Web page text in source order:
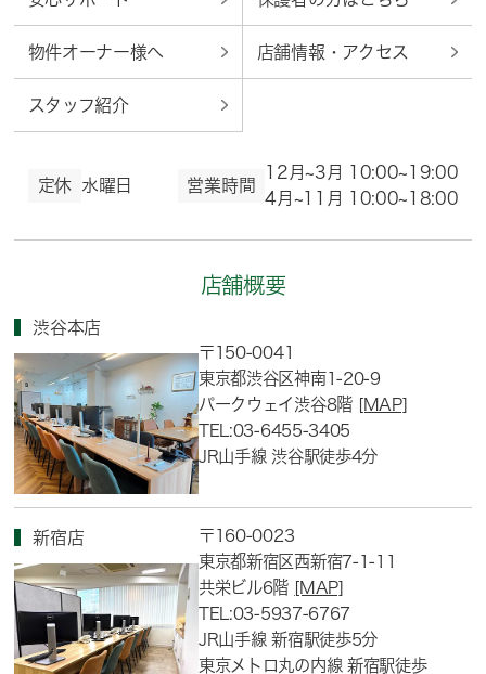
物件オーナー様へ 店舗情報・アクセス
スタッフ紹介
定休 水曜日 営業時間
12月~3月 10:00~19:00
4月~11月 10:00~18:00
店舗概要
渋谷本店
〒150-0041
東京都渋谷区神南1-20-9
パークウェイ渋谷8階 [MAP]
TEL:03-6455-3405
JR山手線 渋谷駅徒歩4分
新宿店
〒160-0023
東京都新宿区西新宿7-1-11
共栄ビル6階 [MAP]
TEL:03-5937-6767
JR山手線 新宿駅徒歩5分
東京メトロ丸の内線 新宿駅徒歩